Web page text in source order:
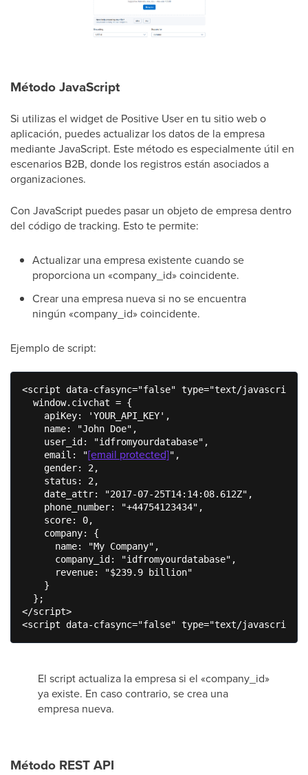
Método JavaScript
Si utilizas el widget de Positive User en tu sitio web o
aplicación, puedes actualizar los datos de la empresa
mediante JavaScript. Este método es especialmente útil en
escenarios B2B, donde los registros están asociados a
organizaciones.
Con JavaScript puedes pasar un objeto de empresa dentro
del código de tracking. Esto te permite:
Actualizar una empresa existente cuando se
proporciona un «company_id» coincidente.
Crear una empresa nueva si no se encuentra
ningún «company_id» coincidente.
Ejemplo de script:
<script data-cfasync="false" type="text/javascript">
  window.civchat = {
    apiKey: 'YOUR_API_KEY',
    name: "John Doe",
    user_id: "idfromyourdatabase",
    email: "
[email protected]",
    gender: 2,
    status: 2,
    date_attr: "2017-07-25T14:14:08.612Z",
    phone_number: "+44754123434",
    score: 0,
    company: {
      name: "My Company",
      company_id: "idfromyourdatabase",
      revenue: "$239.9 billion"
    }
  };
</script>
<script data-cfasync="false" type="text/
El script actualiza la empresa si el «company_id»
ya existe. En caso contrario, se crea una
empresa nueva.
Método REST API